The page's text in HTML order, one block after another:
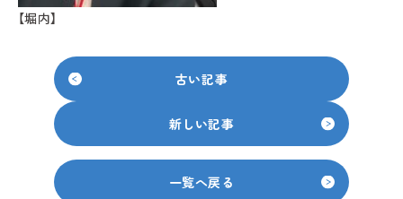
【堀内】
古い記事
新しい記事
一覧へ戻る